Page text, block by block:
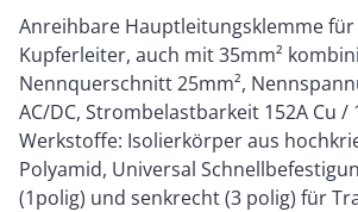
Anreihbare Hauptleitungsklemme
Kupferleiter, auch mit 35mm²
Nennquerschnitt 25mm²,
AC/DC, Strombelastbarkeit 152A Cu /
Werkstoffe: Isolierkörper aus
Polyamid, Universal
(1polig) und senkrecht (3 polig) für